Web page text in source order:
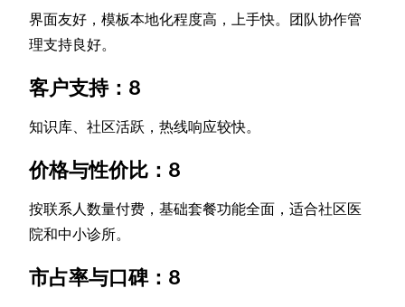
界面友好，模板本地化程度高，上手快。团队协作管
理支持良好。
客户支持：8
知识库、社区活跃，热线响应较快。
价格与性价比：8
按联系人数量付费，基础套餐功能全面，适合社区医
院和中小诊所。
市占率与口碑：8